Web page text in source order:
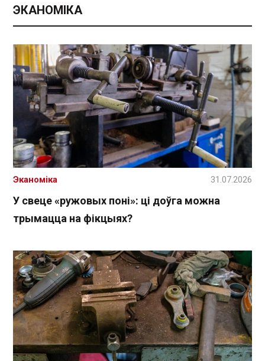
ЭКАНОМІКА
У свеце «ружовых поні»: ці доўга можна
трымацца на фікцыях?
Эканоміка 31.07.2026